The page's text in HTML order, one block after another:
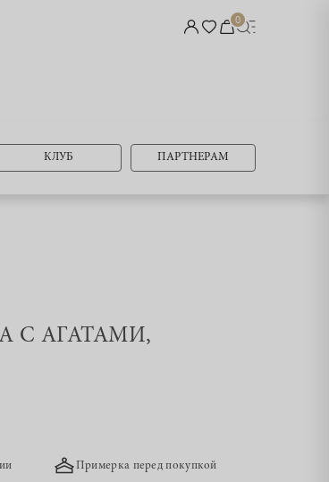
0
КЛУБ ПАРТНЕРАМ
С АГАТАМИ,
Примерка перед покупкой